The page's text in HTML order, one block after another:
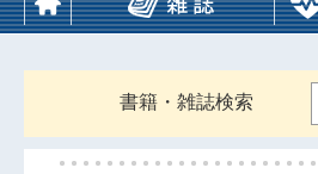
書籍・雑誌検索